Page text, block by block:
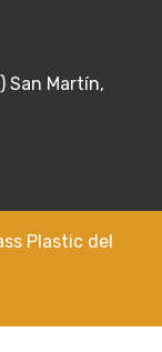
San Martín,
Plastic del